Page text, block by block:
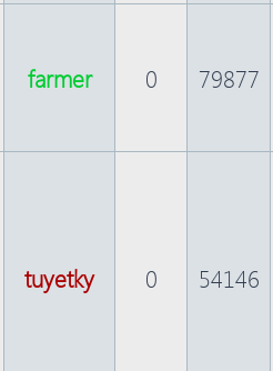
farmer 0 79877
tuyetky 0 54146